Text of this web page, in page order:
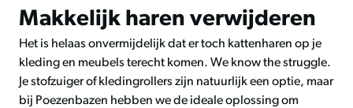
Makkelijk haren verwijderen
Het is helaas onvermijdelijk dat er toch kattenharen op je
kleding en meubels terecht komen. We know the struggle.
Je stofzuiger of kledingrollers zijn natuurlijk een optie, maar
bij Poezenbazen hebben we de ideale oplossing om